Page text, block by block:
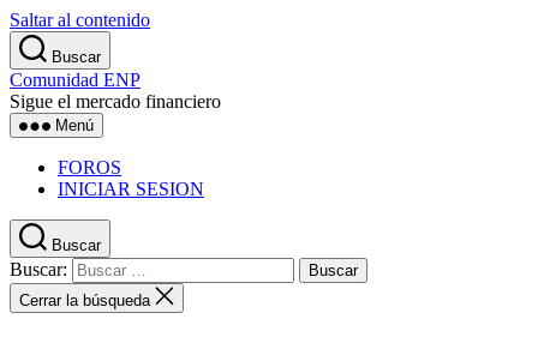
Saltar al contenido
Buscar
Comunidad ENP
Sigue el mercado financiero
Menú
FOROS
INICIAR SESION
Buscar
Buscar:
Cerrar la búsqueda